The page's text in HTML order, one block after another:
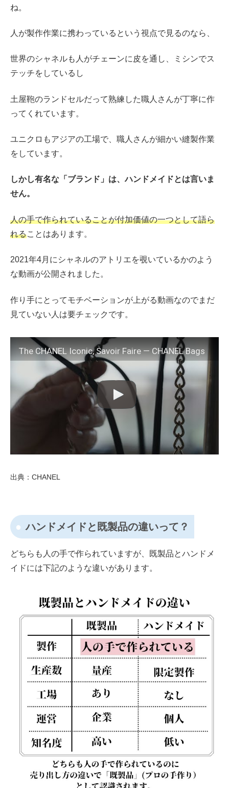
ね。
人が製作作業に携わっているという視点で見るのなら、
世界のシャネルも人がチェーンに皮を通し、ミシンでス
テッチをしているし
土屋鞄のランドセルだって熟練した職人さんが丁寧に作
ってくれています。
ユニクロもアジアの工場で、職人さんが細かい縫製作業
をしています。
しかし有名な「ブランド」は、ハンドメイドとは言いま
せん。
人の手で作られていることが付加価値の一つとして語ら
れることはあります。
2021年4月にシャネルのアトリエを覗いているかのよう
な動画が公開されました。
作り手にとってモチベーションが上がる動画なのでまだ
見ていない人は要チェックです。
The CHANEL Iconic, Savoir Faire — CHANEL Bags
出典：CHANEL
ハンドメイドと既製品の違いって？
どちらも人の手で作られていますが、既製品とハンドメ
イドには下記のような違いがあります。